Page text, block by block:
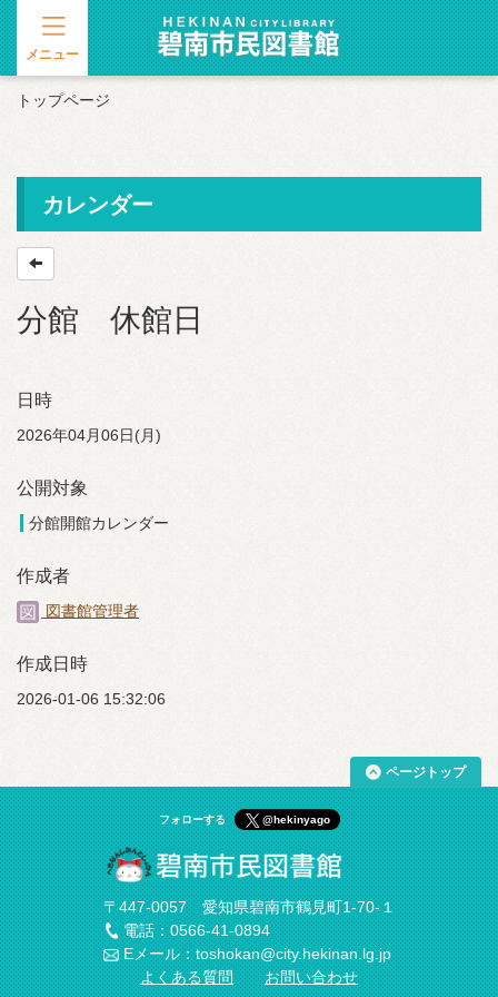
メニュー
トップページ
カレンダー
分館 休館日
日時
2026年04月06日(月)
公開対象
分館開館カレンダー
作成者
図書館管理者
作成日時
2026-01-06 15:32:06
ページトップ
フォローする @hekinyago
〒447-0057 愛知県碧南市鶴見町1-70-１
電話：0566-41-0894
Eメール：toshokan@city.hekinan.lg.jp
よくある質問
お問い合わせ